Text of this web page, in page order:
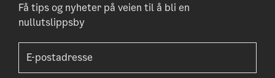
Få tips og nyheter på veien til å bli en
nullutslippsby